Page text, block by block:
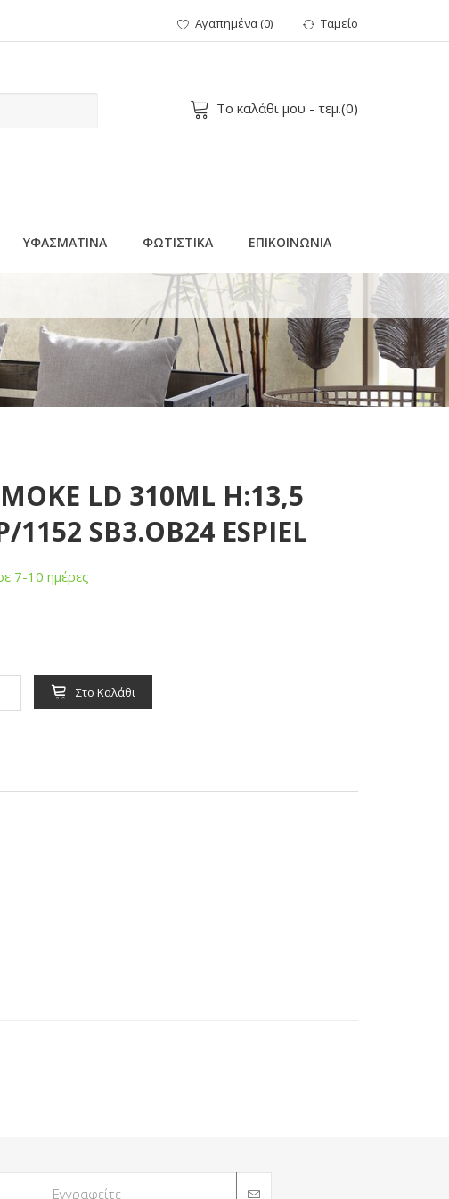
Αγαπημένα(0) Ταμείο
Το καλάθι μου - τεμ.(0)
ΥΦΑΣΜΑΤΙΝΑ ΦΩΤΙΣΤΙΚΑ ΕΠΙΚΟΙΝΩΝΙΑ
LD 310ML H:13,5
1152 SB3.OB24 ESPIEL
7-10 ημέρες
Στο Καλάθι